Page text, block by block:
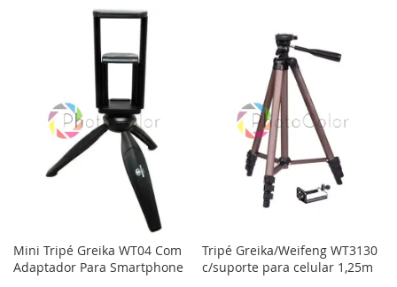
DESEJOS
PARA
COMPARAR
DESEJOS
COMPARAR
Mini Tripé Greika WT04 Com
Adaptador Para Smartphone
Tripé Greika/Weifeng WT3130
c/suporte para celular 1,25m